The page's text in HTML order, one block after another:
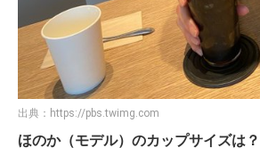
出典： https://pbs.twimg.com
ほのか（モデル）のカップサイズは？